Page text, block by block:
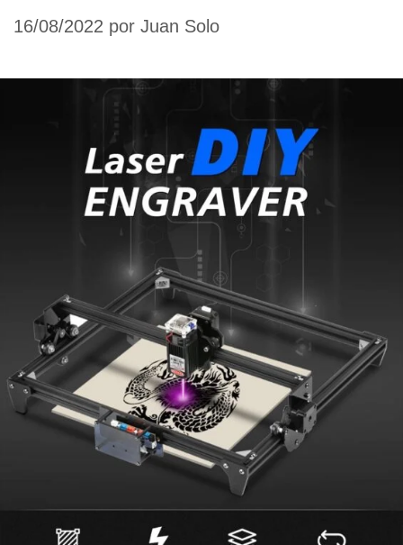
16/08/2022 por Juan Solo